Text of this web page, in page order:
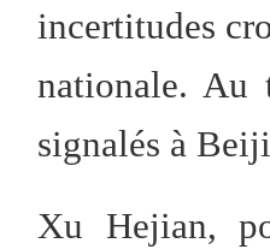
incertitudes
nationale. Au
signalés à
Xu Hejian,